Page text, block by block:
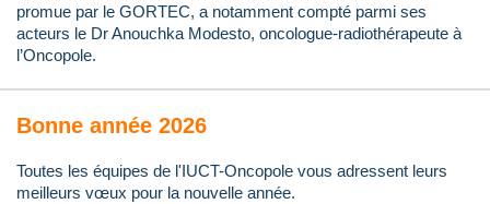
promue par le GORTEC, a notamment compté parmi ses
acteurs le Dr Anouchka Modesto, oncologue-radiothérapeute à
l’Oncopole.
Bonne année 2026
Toutes les équipes de l'IUCT-Oncopole vous adressent leurs
meilleurs vœux pour la nouvelle année.